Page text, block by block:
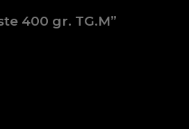
400 gr. TG.M”